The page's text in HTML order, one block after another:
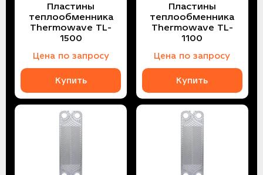
Пластины
теплообменника
Thermowave TL-
1500
Цена по запросу
Купить
Пластины
теплообменника
Thermowave TL-
1100
Цена по запросу
Купить